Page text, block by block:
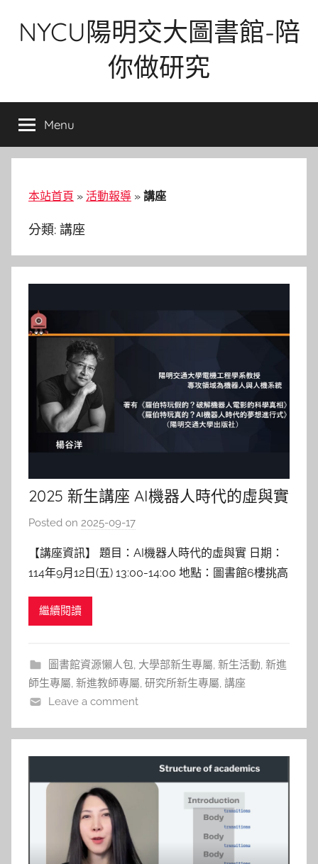
NYCU陽明交大圖書館-陪
你做研究
Menu
本站首頁 » 活動報導 » 講座
分類: 講座
2025 新生講座 AI機器人時代的虛與實
Posted on 2025-09-17
c
h
【講座資訊】 題目：AI機器人時代的虛與實 日期：
114年9月12日(五) 13:00-14:00 地點：圖書館6樓挑高
座紀實】 機器人科技與人性的界線 這場講座一開始
繼續閱讀
圖書館資源懶人包, 大學部新生專屬, 新生活動, 新進
師生專屬, 新進教師專屬, 研究所新生專屬, 講座
Leave a comment